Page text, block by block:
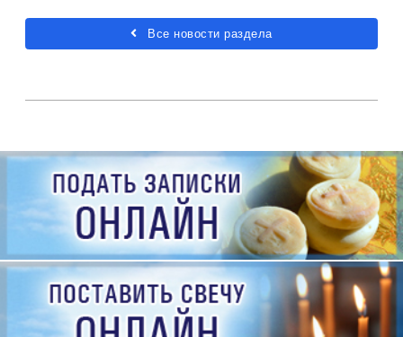
Все новости раздела